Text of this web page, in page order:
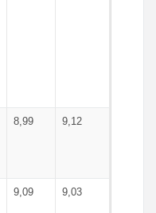
8,99 9,12
9,09 9,03